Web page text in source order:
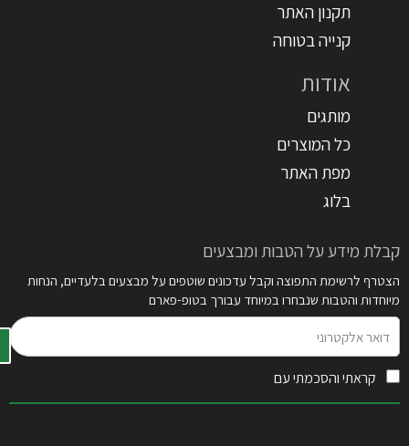
תקנון האתר
קנייה בטוחה
אודות
מותגים
כל המוצרים
מפת האתר
בלוג
קבלת מידע על הטבות ומבצעים
הצטרף לרשימת התפוצה וקבל עדכונים שוטפים על מבצעים בלעדיים, הנחות
מיוחדות והטבות שנבחרו במיוחד עבורך בטופ-פארם
אלקטרוני
קראתי והסכמתי עם